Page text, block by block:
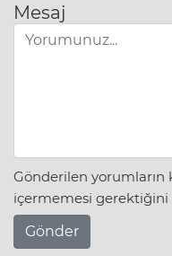
Mesaj
Gönderilen yorumların
içermemesi gerektiğini
Gönder